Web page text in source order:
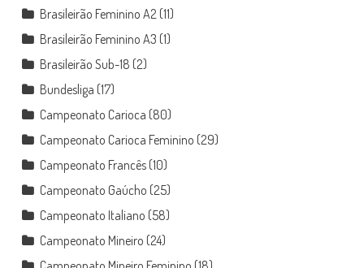
Brasileirão Feminino A2 (11)
Brasileirão Feminino A3 (1)
Brasileirão Sub-18 (2)
Bundesliga (17)
Campeonato Carioca (80)
Campeonato Carioca Feminino (29)
Campeonato Francês(10)
Campeonato Gaúcho (25)
Campeonato Italiano (58)
Campeonato Mineiro (24)